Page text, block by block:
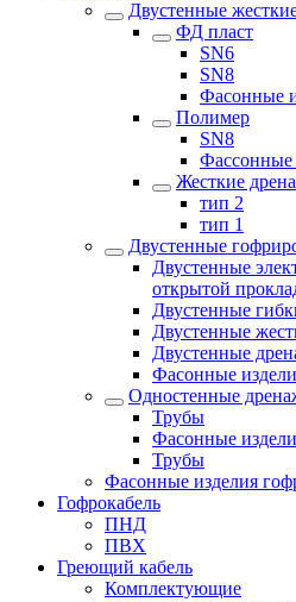
Двустенные
ФД пласт
SN6
SN8
Фасонные
Полимер
SN8
Фассонные
Жесткие
тип 2
тип 1
Двустенные
Двустенные
открытой
Двустенные
Двустенные
Двустенные
Фасонные
Одностенные
Трубы
Фасонные
Трубы
Фасонные изделия
Гофрокабель
ПНД
ПВХ
Греющий кабель
Комплектующие